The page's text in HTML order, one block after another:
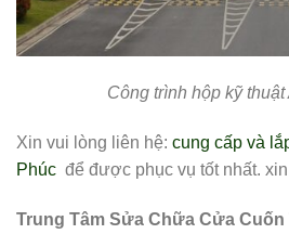
Công trình hộp kỹ thuật
Xin vui lòng liên hệ: cung cấp và
Phúc để được phục vụ tốt nhất.
Trung Tâm Sửa Chữa Cửa Cuốn